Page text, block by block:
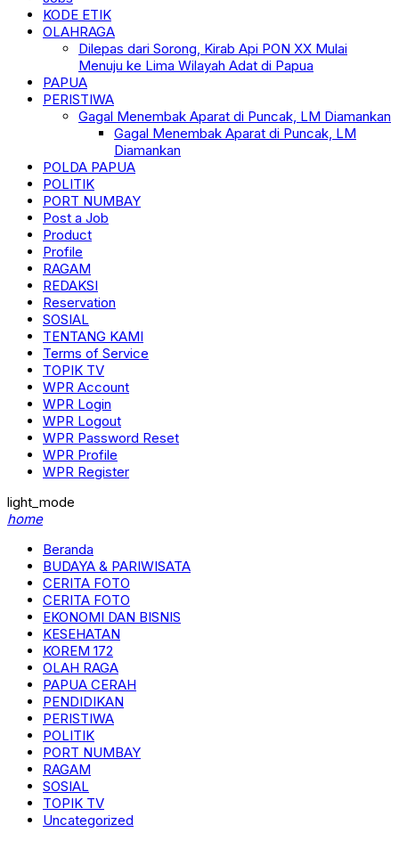
KODE ETIK
OLAHRAGA
Dilepas dari Sorong, Kirab Api PON XX Mulai
Menuju ke Lima Wilayah Adat di Papua
PAPUA
PERISTIWA
Gagal Menembak Aparat di Puncak, LM Diamankan
Gagal Menembak Aparat di Puncak, LM
Diamankan
POLDA PAPUA
POLITIK
PORT NUMBAY
Post a Job
Product
Profile
RAGAM
REDAKSI
Reservation
SOSIAL
TENTANG KAMI
Terms of Service
TOPIK TV
WPR Account
WPR Login
WPR Logout
WPR Password Reset
WPR Profile
WPR Register
light_mode
home
Beranda
BUDAYA & PARIWISATA
CERITA FOTO
CERITA FOTO
EKONOMI DAN BISNIS
KESEHATAN
KOREM 172
OLAH RAGA
PAPUA CERAH
PENDIDIKAN
PERISTIWA
POLITIK
PORT NUMBAY
RAGAM
SOSIAL
TOPIK TV
Uncategorized